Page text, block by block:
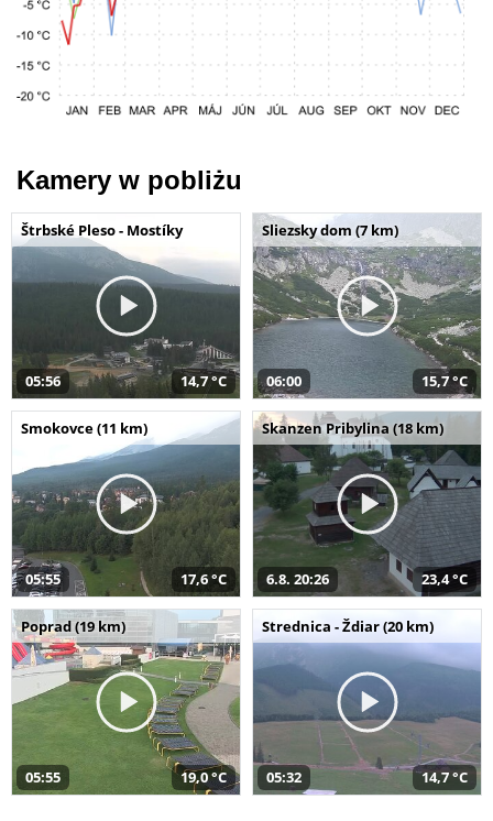
Kamery w pobliżu
Štrbské Pleso - Mostíky
05:56 14,7 °C
Sliezsky dom (7 km)
06:00 15,7 °C
Smokovce (11 km)
05:55 17,6 °C
Skanzen Pribylina (18 km)
6.8. 20:26 23,4 °C
Poprad (19 km)
05:55 19,0 °C
Strednica - Ždiar (20 km)
05:32 14,7 °C